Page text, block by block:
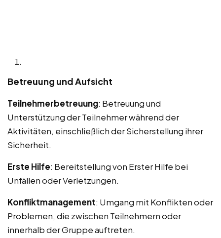
Betreuung und Aufsicht
Teilnehmerbetreuung: Betreuung und
Unterstützung der Teilnehmer während der
Aktivitäten, einschließlich der Sicherstellung ihrer
Sicherheit.
Erste Hilfe: Bereitstellung von Erster Hilfe bei
Unfällen oder Verletzungen.
Konfliktmanagement: Umgang mit Konflikten oder
Problemen, die zwischen Teilnehmern oder
innerhalb der Gruppe auftreten.